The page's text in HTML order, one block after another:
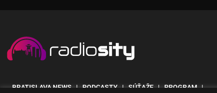
BRATISLAVA NEWS| PODCASTY | SÚŤAŽE | PROGRAM |